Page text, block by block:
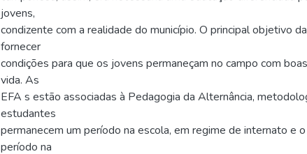
jovens,
condizente com a realidade do município. O principal objetivo
fornecer
condições para que os jovens permaneçam no campo com
vida. As
EFA s estão associadas à Pedagogia da Alternância,
estudantes
permanecem um período na escola, em regime de internato e
período na